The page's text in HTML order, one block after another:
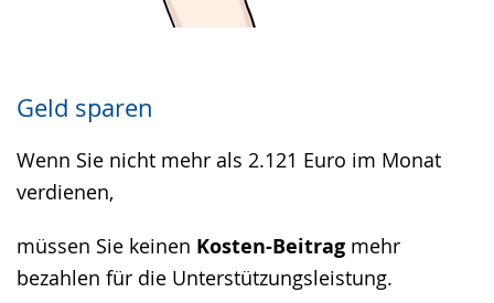
Geld sparen
Wenn Sie nicht mehr als 2.121 Euro im Monat
verdienen,
müssen Sie keinen Kosten-Beitrag mehr
bezahlen für die Unterstützungsleistung.